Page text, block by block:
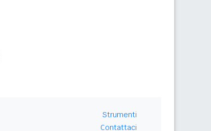
Strumenti
Contattaci